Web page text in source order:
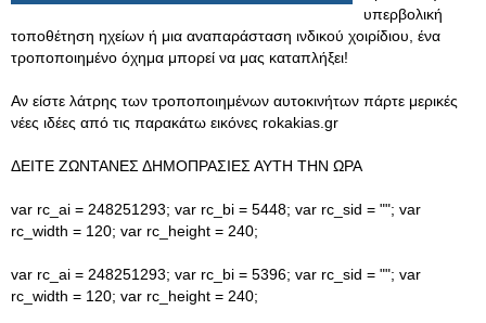
υπερβολική
τοποθέτηση ηχείων ή μια αναπαράσταση ινδικού χοιρίδιου, ένα
τροποποιημένο όχημα μπορεί να μας καταπλήξει!
Αν είστε λάτρης των τροποποιημένων αυτοκινήτων πάρτε μερικές
νέες ιδέες από τις παρακάτω εικόνες rokakias.gr
ΔΕΙΤΕ ΖΩΝΤΑΝΕΣ ΔΗΜΟΠΡΑΣΙΕΣ ΑΥΤΗ ΤΗΝ ΩΡΑ
var rc_ai = 248251293; var rc_bi = 5448; var rc_sid = ""; var
rc_width = 120; var rc_height = 240;
var rc_ai = 248251293; var rc_bi = 5396; var rc_sid = ""; var
rc_width = 120; var rc_height = 240;